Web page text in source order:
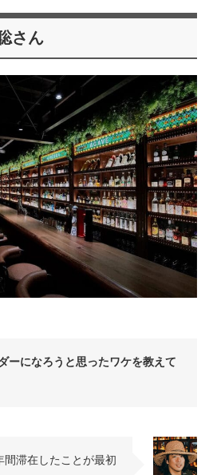
さん
ーになろうと思ったワケを教えて
滞在したことが最初